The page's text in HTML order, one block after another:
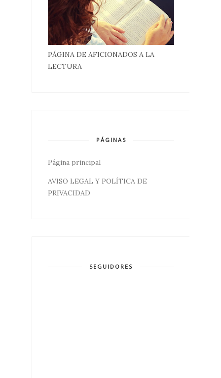
PÁGINA DE AFICIONADOS A LA
LECTURA
PÁGINAS
Página principal
AVISO LEGAL Y POLÍTICA DE
PRIVACIDAD
SEGUIDORES